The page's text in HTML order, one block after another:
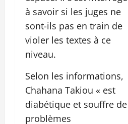
à savoir si les juges ne
sont-ils pas en train de
violer les textes à ce
niveau.
Selon les informations,
Chahana Takiou « est
diabétique et souffre de
problèmes